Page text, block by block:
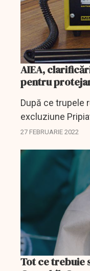
AIEA,
pentru
După ce trupele
excluziune
o creștere a
27 FEBRUARIE 2022
Tot ce trebuie